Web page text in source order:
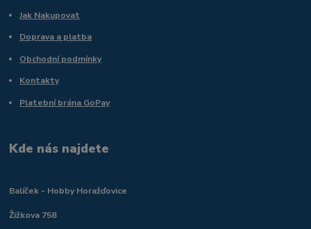
Jak Nakupovat
Doprava a platba
Obchodní podmínky
Kontakty
Platební brána GoPay
Kde nás najdete
Balíček - Hobby Horažďovice
Žižkova 758